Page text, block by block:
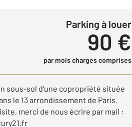
Parking à louer
90 €
par mois charges comprises
sous-sol d'une copropriété située
le 13 arrondissement de Paris.
merci de nous écrire par mail :